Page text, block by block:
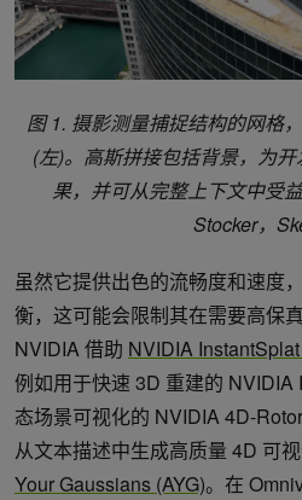
图 1. 摄影测量捕捉结构的网格
(左)。高斯拼接包括背景，为
果，并可从完整上下文中受
Stocker，
虽然它提供出色的流畅度和速度
衡，这可能会限制其在需要高保
NVIDIA 借助 NVIDIA InstantSplat
例如用于快速 3D 重建的
态场景可视化的 NVIDIA 4D-
从文本描述中生成高质量 4D 可
Your Gaussians (AYG)。在